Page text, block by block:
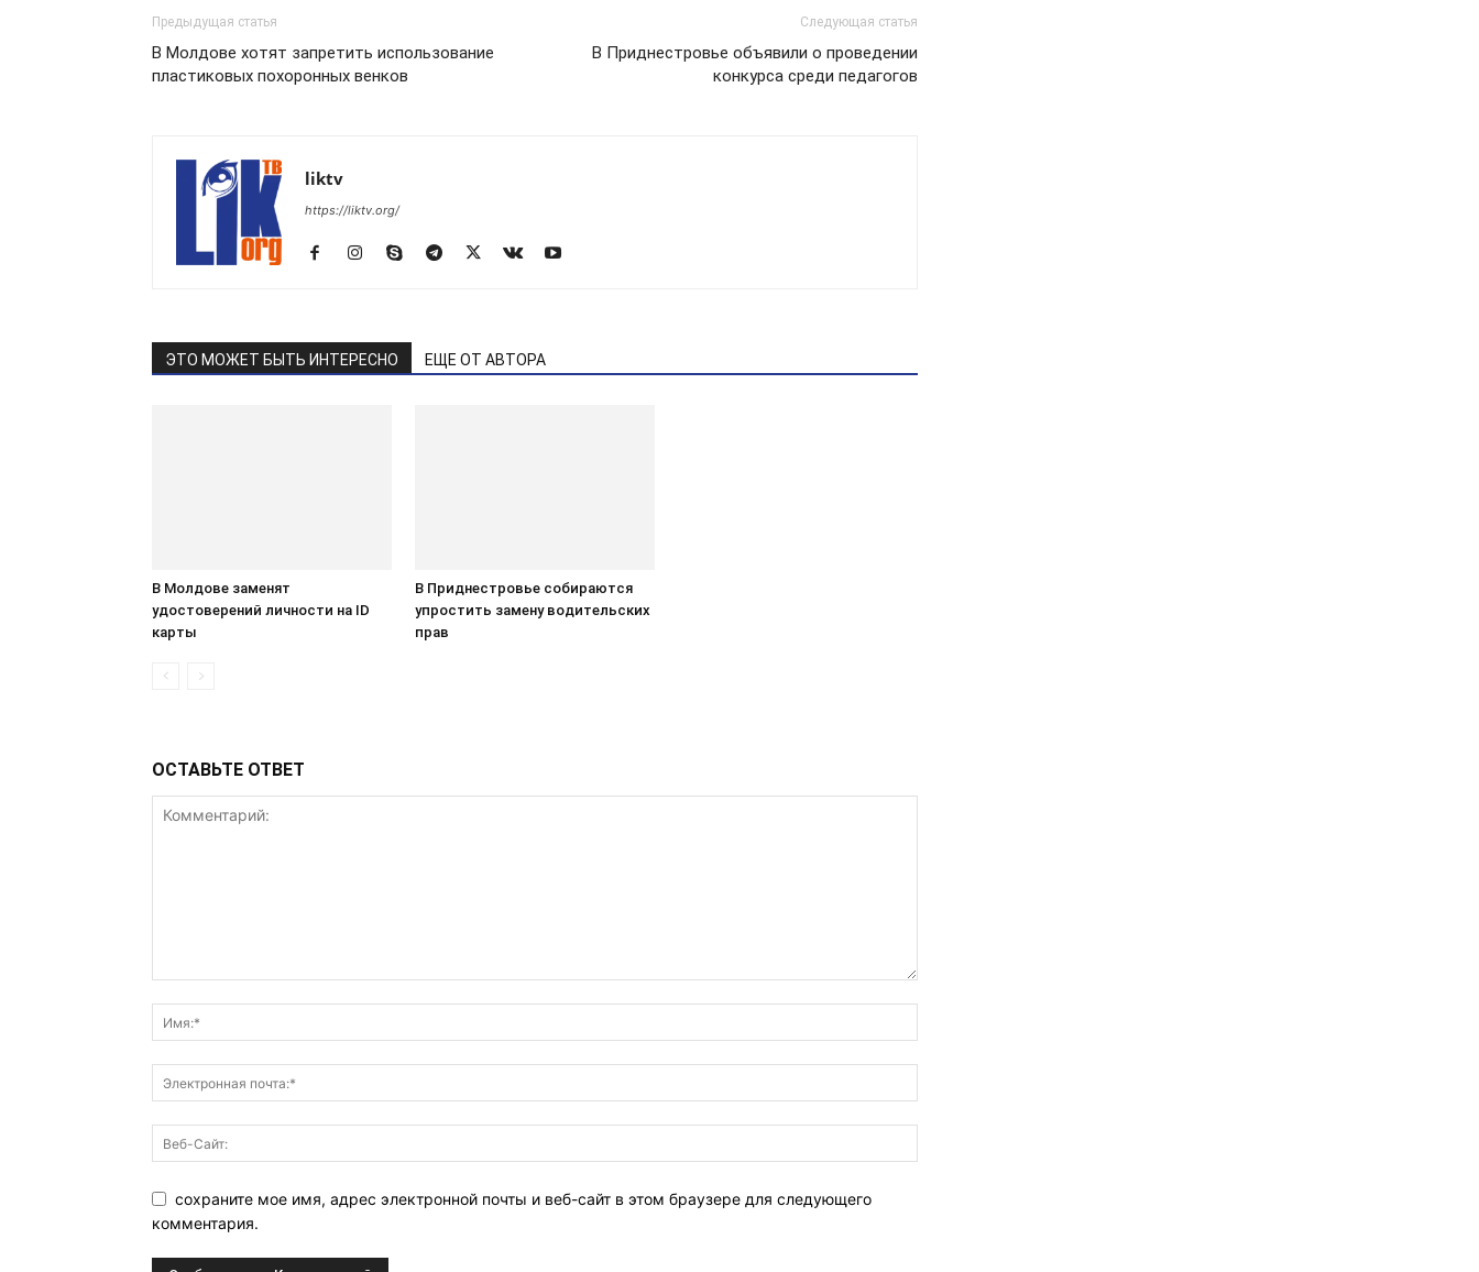
Предыдущая статья
В Молдове хотят запретить использование
пластиковых похоронных венков
Следующая статья
В Приднестровье объявили о проведении
конкурса среди педагогов
liktv
https://liktv.org/
ЭТО МОЖЕТ БЫТЬ ИНТЕРЕСНО ЕЩЕ ОТ АВТОРА
В Молдове заменят
удостоверений личности на ID
карты
В Приднестровье собираются
упростить замену водительских
прав
ОСТАВЬТЕ ОТВЕТ
сохраните мое имя, адрес электронной почты и веб-сайт в этом браузере для следующего
комментария.